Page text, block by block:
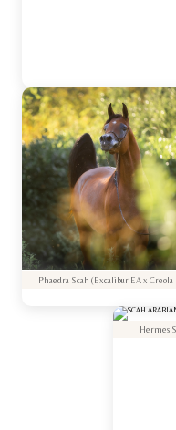
Phaedra Scah (Excalibur EA x Creola
Hermes